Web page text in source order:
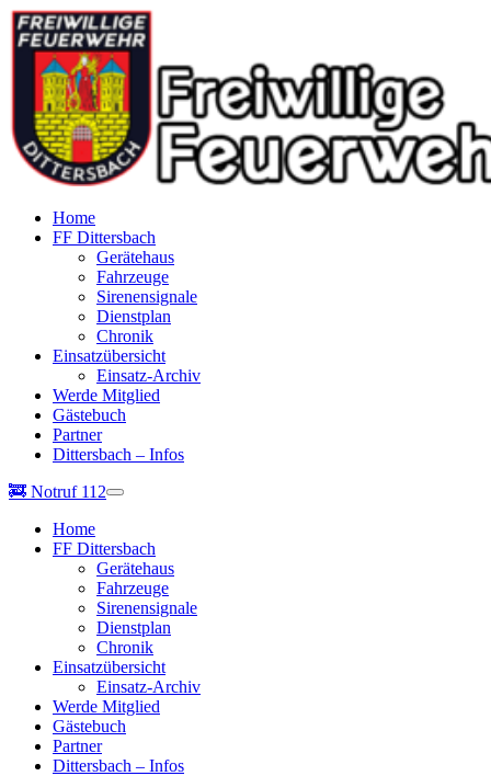
Home
FF Dittersbach
Gerätehaus
Fahrzeuge
Sirenensignale
Dienstplan
Chronik
Einsatzübersicht
Einsatz-Archiv
Werde Mitglied
Gästebuch
Partner
Dittersbach – Infos
🚒 Notruf 112
Home
FF Dittersbach
Gerätehaus
Fahrzeuge
Sirenensignale
Dienstplan
Chronik
Einsatzübersicht
Einsatz-Archiv
Werde Mitglied
Gästebuch
Partner
Dittersbach – Infos